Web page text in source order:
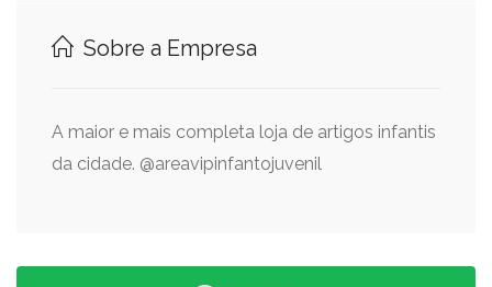
Sobre a Empresa
A maior e mais completa loja de artigos infantis
da cidade. @areavipinfantojuvenil